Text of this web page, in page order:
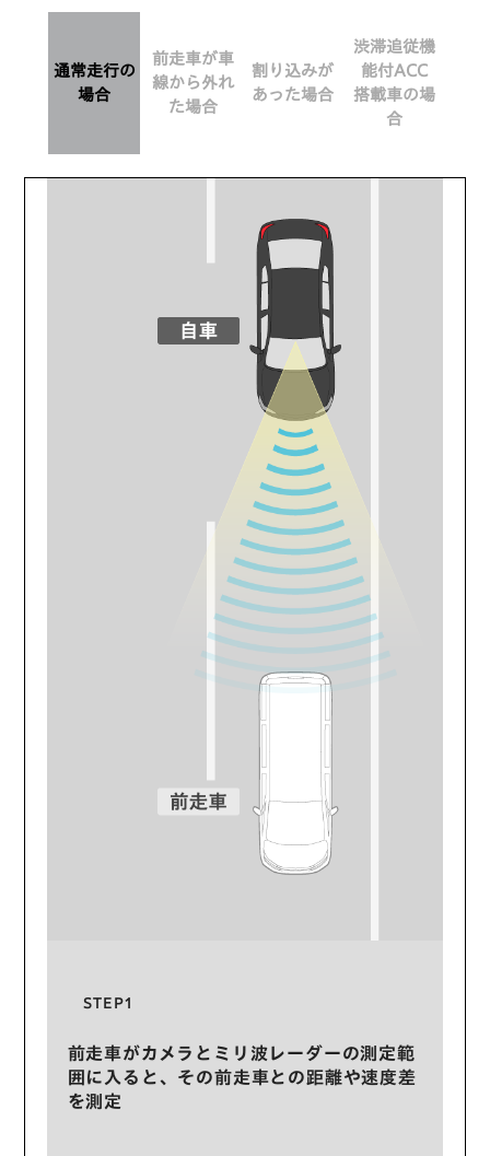
通常走行の
場合
前走車が車
線から 外れ
た場合
割り込みが
あった場合
渋滞追従機
能付ACC
搭載車の場
合
STEP1
前走車がカメラとミリ波レーダーの測定範
囲に入ると、その前走車との距離や速度差
を測定